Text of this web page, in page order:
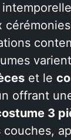
et le
offrant
3
couches,